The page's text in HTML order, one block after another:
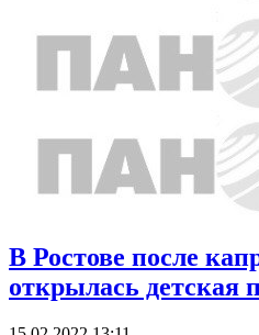
В Ростове после
открылась